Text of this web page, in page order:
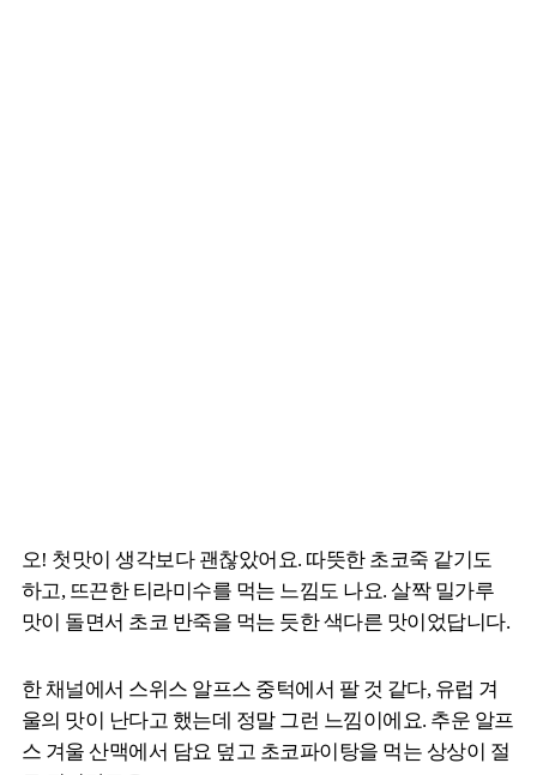
오! 첫맛이 생각보다 괜찮았어요. 따뜻한 초코죽 같기도
하고, 뜨끈한 티라미수를 먹는 느낌도 나요. 살짝 밀가루
맛이 돌면서 초코 반죽을 먹는 듯한 색다른 맛이었답니다.
한 채널에서 스위스 알프스 중턱에서 팔 것 같다, 유럽 겨
울의 맛이 난다고 했는데 정말 그런 느낌이에요. 추운 알프
스 겨울 산맥에서 담요 덮고 초코파이탕을 먹는 상상이 절